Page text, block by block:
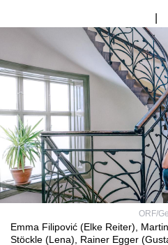
Bild
ORF/
Emma Filipović (Elke Reiter),
Stöckle (Lena), Rainer Egger